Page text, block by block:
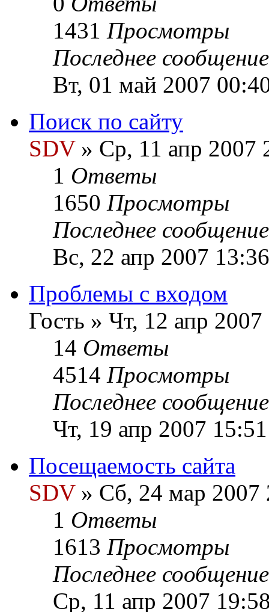
1431 Просмотры
Последнее
Вт, 01 май 2007
Поиск по сайту
SDV» Ср, 11 апр 2007
1 Ответы
1650 Просмотры
Последнее
Вс, 22 апр 2007 13:36
Проблемы с входом
Гость » Чт, 12 апр
14 Ответы
4514 Просмотры
Последнее
Чт, 19 апр 2007 15:51
Посещаемость сайта
SDV» Сб, 24 мар 2007
1 Ответы
1613 Просмотры
Последнее
Ср, 11 апр 2007